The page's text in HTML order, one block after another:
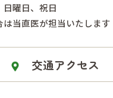
日曜日、祝日
当直医が担当いたします
交通アクセス